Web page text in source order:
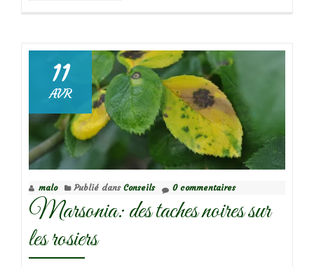
en
bonne
santé
:
reconnaître
insectes
des
rosiers
11
AVR
malo Publié dans Conseils 0 commentaires
Marsonia: des taches noires sur
les rosiers